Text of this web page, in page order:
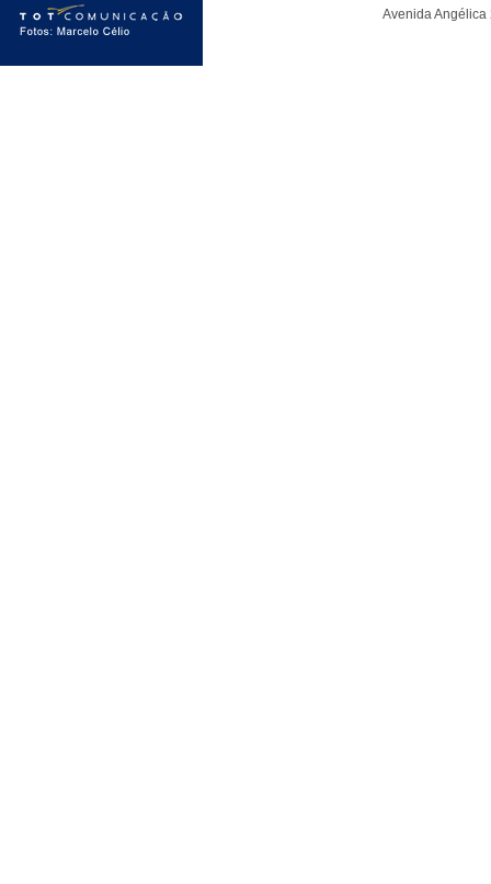
Avenida Angélica